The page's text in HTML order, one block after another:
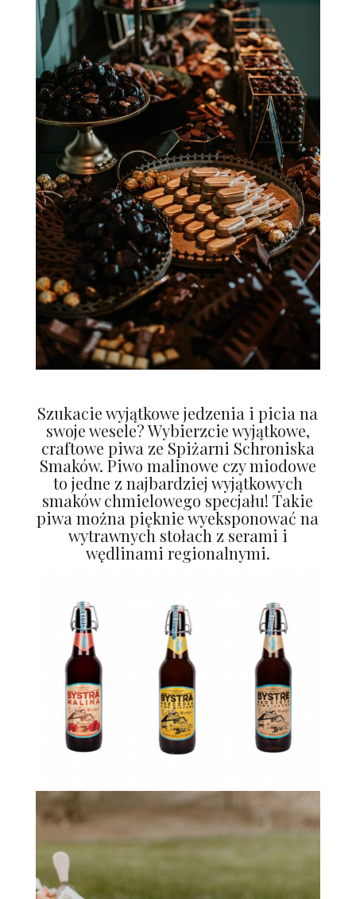
Szukacie wyjątkowe jedzenia i picia na
swoje wesele? Wybierzcie wyjątkowe,
craftowe piwa ze Spiżarni Schroniska
Smaków. Piwo malinowe czy miodowe
to jedne z najbardziej wyjątkowych
smaków chmielowego specjału! Takie
piwa można pięknie wyeksponować na
wytrawnych stołach z serami i
wędlinami regionalnymi.